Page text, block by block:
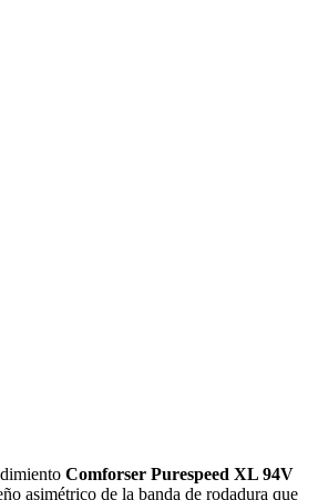
Comforser Purespeed XL 94V
asimétrico de la banda de rodadura que